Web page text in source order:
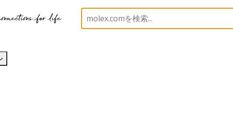
High-Speed I/O Cable Assemblies 220014